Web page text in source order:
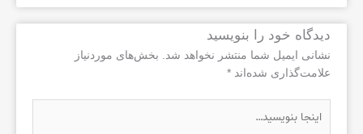
دیدگاه‌ خود را بنویسید
نشانی ایمیل شما منتشر نخواهد شد. بخش‌های موردنیاز
علامت‌گذاری شده‌اند *
بنویسید…